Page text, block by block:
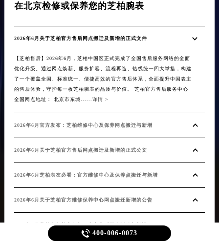
在北京检修或保养您的芝柏腕表
2026年6月关于芝柏官方售后网点搬迁及新增的正式文件
【芝柏售后】2026年6月，芝柏中国区正式完成了全国售后服务网络的全面
优化升级。通过网点焕新、服务扩容、流程再造、热线统一四大举措，构建
了一个覆盖全国、标准统一、便捷高效的官方售后体系，全面提升中国表主
的售后体验，守护每一枚芝柏腕表的品质与价值。 芝柏官方售后服务中心
全国网点地址： 北京市东城...... 详情 >
2026年6月官方发布：芝柏维修中心及保养网点搬迁与新增
2026年6月关于芝柏官方售后网点搬迁及新增的正式公文
2026年6月芝柏表友必看：官方维修中心及保养点搬迁与新增
2026年6月关于芝柏官方维修保养中心网点搬迁新增的公告
2026年5月芝柏表主补充须知：官方售后网点迁移与新设
 400-006-0073